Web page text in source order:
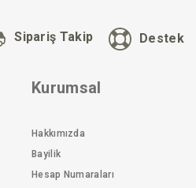
Destek
Sipariş Takip
Kurumsal
Hakkımızda
Bayilik
Hesap Numaraları